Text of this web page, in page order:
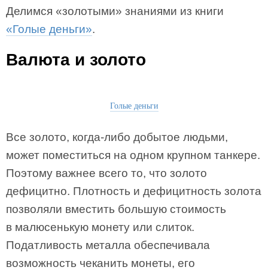
Делимся «золотыми» знаниями из книги
«Голые деньги».
Валюта и золото
Голые деньги
Все золото, когда-либо добытое людьми,
может поместиться на одном крупном танкере.
Поэтому важнее всего то, что золото
дефицитно. Плотность и дефицитность золота
позволяли вместить большую стоимость
в малюсенькую монету или слиток.
Податливость металла обеспечивала
возможность чеканить монеты, его